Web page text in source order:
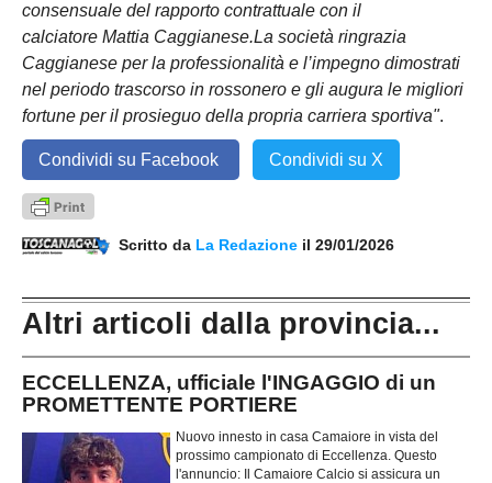
consensuale del rapporto contrattuale con il
calciatore Mattia Caggianese.La società ringrazia
Caggianese per la professionalità e l’impegno dimostrati
nel periodo trascorso in rossonero e gli augura le migliori
fortune per il prosieguo della propria carriera sportiva".
Condividi su Facebook Condividi su X
Scritto da La Redazione il 29/01/2026
Altri articoli dalla provincia...
ECCELLENZA, ufficiale l'INGAGGIO di un
PROMETTENTE PORTIERE
Nuovo innesto in casa Camaiore in vista del
prossimo campionato di Eccellenza. Questo
l'annuncio: Il Camaiore Calcio si assicura un